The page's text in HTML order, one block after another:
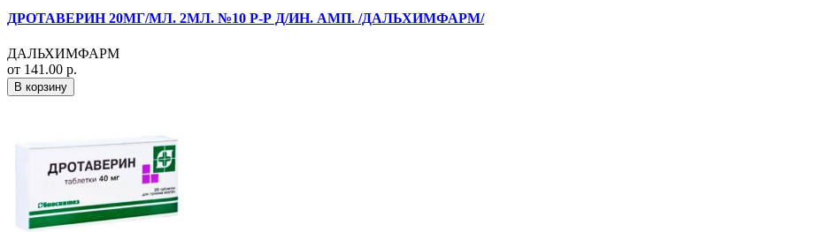
ДРОТАВЕРИН 20МГ/МЛ. 2МЛ. №10 Р-Р Д/ИН. АМП. /ДАЛЬХИМФАРМ/
ДАЛЬХИМФАРМ
от 141.00 р.
В корзину